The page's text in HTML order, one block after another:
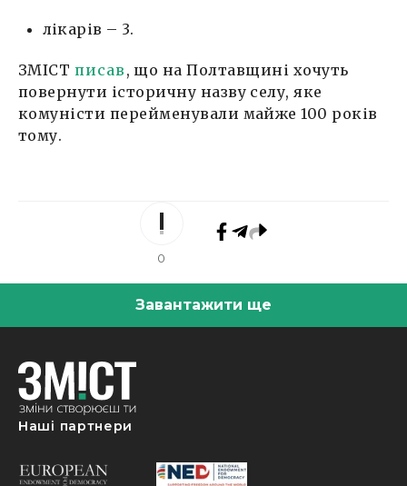
лікарів – 3.
ЗМІСТ писав , що на Полтавщині хочуть
повернути історичну назву селу, яке
комуністи перейменували майже 100 років
тому.
0
Завантажити ще
Наші партнери